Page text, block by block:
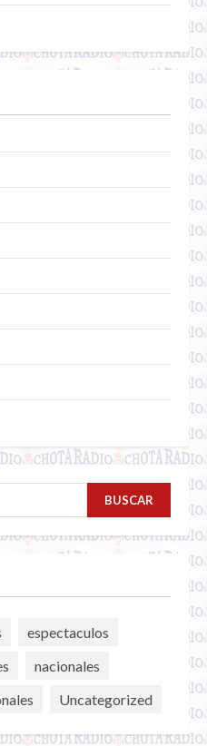
espectaculos
nacionales
Uncategorized